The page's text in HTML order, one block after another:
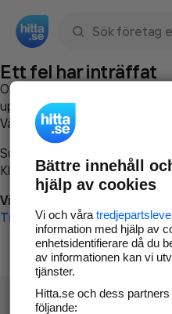
Ett fel har inträffat
Om du vill kan du
uppstod så att vi lättare och
Vänligen försök med följande:
Surfa till
Klicka påTillbaka-knappen i
Vi beklagar besväret!
Till startsidan
Bättre innehåll
hjälp av cookies
Vi och våra
information med hjälp av
enhetsidentifierare då du
av informationen kan vi
tjänster.
Hitta.se och dess
följande: